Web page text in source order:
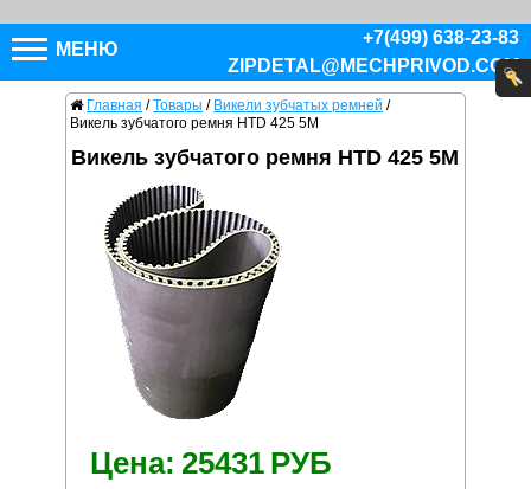
МЕНЮ
+7(499) 638-23-83
ZIPDETAL@MECHPRIVOD.COM
Главная / Товары / Викели зубчатых ремней /
Викель зубчатого ремня HTD 425 5M
Викель зубчатого ремня HTD 425 5M
Цена: 25431 РУБ